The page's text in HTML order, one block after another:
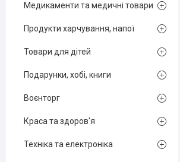
Медикаменти та медичні товари
Продукти харчування, напої
Товари для дітей
Подарунки, хобі, книги
Воєнторг
Краса та здоров'я
Техніка та електроніка